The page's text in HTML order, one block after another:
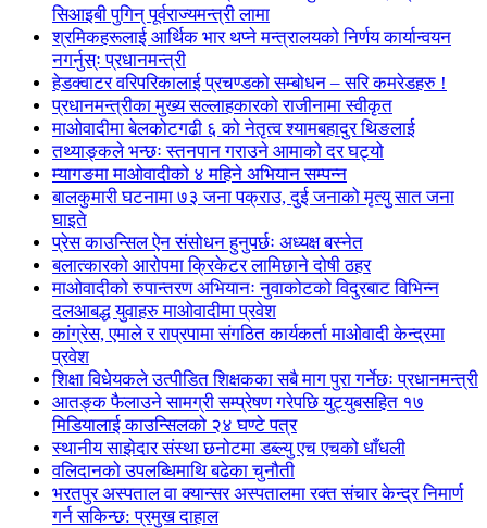
सिआइबी पुगिन् पूर्वराज्यमन्त्री लामा
श्रमिकहरूलाई आर्थिक भार थप्ने मन्त्रालयको निर्णय कार्यान्वयन
नगर्नुस्ः प्रधानमन्त्री
हेडक्वाटर वरिपरिकालाई प्रचण्डको सम्बोधन – सरि कमरेडहरु !
प्रधानमन्त्रीका मुख्य सल्लाहकारको राजीनामा स्वीकृत
माओवादीमा बेलकोटगढी ६ को नेतृत्व श्यामबहादुर थिङलाई
तथ्याङ्कले भन्छः स्तनपान गराउने आमाको दर घट्यो
म्यागङमा माओवादीको ४ महिने अभियान सम्पन्न
बालकुमारी घटनामा ७३ जना पक्राउ, दुई जनाको मृत्यु सात जना
घाइते
प्रेस काउन्सिल ऐन संसोधन हुनुपर्छः अध्यक्ष बस्नेत
बलात्कारको आरोपमा क्रिकेटर लामिछाने दोषी ठहर
माओवादीको रुपान्तरण अभियानः नुवाकोटको विदुरबाट विभिन्न
दलआबद्ध युवाहरु माओवादीमा प्रवेश
कांग्रेस, एमाले र राप्रपामा संगठित कार्यकर्ता माओवादी केन्द्रमा
प्रवेश
शिक्षा विधेयकले उत्पीडित शिक्षकका सबै माग पुरा गर्नेछः प्रधानमन्त्री
आतङ्क फैलाउने सामग्री सम्प्रेषण गरेपछि युट्युबसहित १७
मिडियालाई काउन्सिलको २४ घण्टे पत्र
स्थानीय साझेदार संस्था छनोटमा डब्ल्यु एच एचको धाँधली
वलिदानको उपलब्धिमाथि बढेका चुनौती
भरतपुर अस्पताल वा क्यान्सर अस्पतालमा रक्त संचार केन्द्र निमार्ण
गर्न सकिन्छ: प्रमुख दाहाल